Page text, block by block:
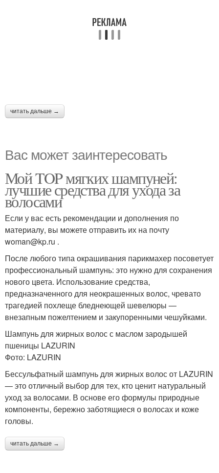
читать дальше →
Вас может заинтересовать
Мой TOP мягких шампуней:
лучшие средства для ухода за
волосами
Если у вас есть рекомендации и дополнения по
материалу, вы можете отправить их на почту
woman@kp.ru .
После любого типа окрашивания парикмахер посоветует
профессиональный шампунь: это нужно для сохранения
нового цвета. Использование средства,
предназначенного для неокрашенных волос, чревато
трагедией похлеще бледнеющей шевелюры —
внезапным пожелтением и закупоренными чешуйками.
Шампунь для жирных волос с маслом зародышей
пшеницы LAZURIN
Фото: LAZURIN
Бессульфатный шампунь для жирных волос от LAZURIN
— это отличный выбор для тех, кто ценит натуральный
уход за волосами. В основе его формулы природные
компоненты, бережно заботящиеся о волосах и коже
головы.
читать дальше →